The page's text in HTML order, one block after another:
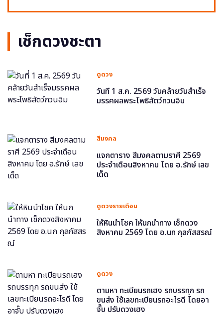
เช็กดวงชะตา
ดูดวง
วันที่ 1 ส.ค. 2569 วันคล้ายวันสำเร็จ
มรรคผลพระโพธิสัตว์กวนอิม
สีมงคล
แจกตาราง สีมงคลตามราศี 2569
ประจำเดือนสิงหาคม โดย อ.รักษ์ เลข
เด็ด
ดูดวงรายเดือน
ให้หินนำโชค ให้นกนำทาง เช็กดวง
สิงหาคม 2569 โดย อ.นก กุลภัสสรณ์
ดูดวง
ตามหา ทะเบียนรถเฮง รถบรรทุก รถ
ขนส่ง ใช้เลขทะเบียนรถอะไรดี โดยอา
จั๊บ ปรับดวงเฮง